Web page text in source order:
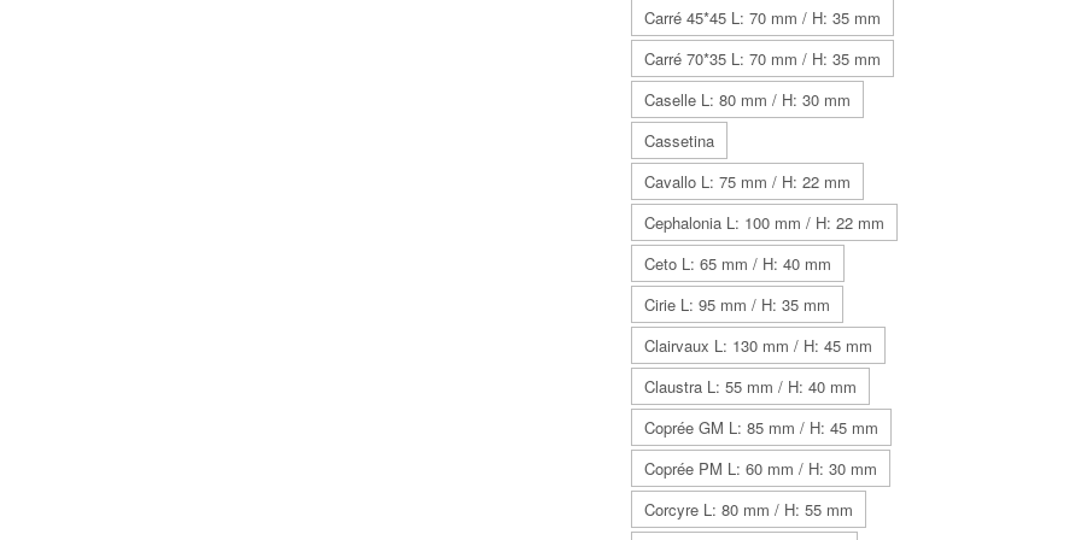
Carré 45*45 L: 70 mm / H: 35 mm
Carré 70*35 L: 70 mm / H: 35 mm
Caselle L: 80 mm / H: 30 mm
Cassetina
Cavallo L: 75 mm / H: 22 mm
Cephalonia L: 100 mm / H: 22 mm
Ceto L: 65 mm / H: 40 mm
Cirie L: 95 mm / H: 35 mm
Clairvaux L: 130 mm / H: 45 mm
Claustra L: 55 mm / H: 40 mm
Coprée GM L: 85 mm / H: 45 mm
Coprée PM L: 60 mm / H: 30 mm
Corcyre L: 80 mm / H: 55 mm